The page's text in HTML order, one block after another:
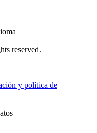
reserved.
y política de